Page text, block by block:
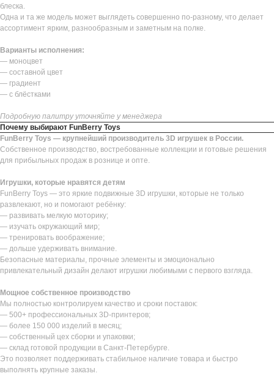
блеска.
Одна и та же модель может выглядеть совершенно по-разному, что делает
ассортимент ярким, разнообразным и заметным на полке.
Варианты исполнения:
— моноцвет
— составной цвет
— градиент
— с блёстками
Подробную палитру уточняйте у менеджера
Почему выбирают FunBerry Toys
FunBerry Toys — крупнейший производитель 3D игрушек в России.
Собственное производство, востребованные коллекции и готовые решения
для прибыльных продаж в рознице и опте.
Игрушки, которые нравятся детям
FunBerry Toys — это яркие подвижные 3D игрушки, которые не только
развлекают, но и помогают ребёнку:
— развивать мелкую моторику;
— изучать окружающий мир;
— тренировать воображение;
— дольше удерживать внимание.
Безопасные материалы, прочные элементы и эмоционально
привлекательный дизайн делают игрушки любимыми с первого взгляда.
Мощное собственное производство
Мы полностью контролируем качество и сроки поставок:
— 500+ профессиональных 3D-принтеров;
— более 150 000 изделий в месяц;
— собственный цех сборки и упаковки;
— склад готовой продукции в Санкт-Петербурге.
Это позволяет поддерживать стабильное наличие товара и быстро
выполнять крупные заказы.